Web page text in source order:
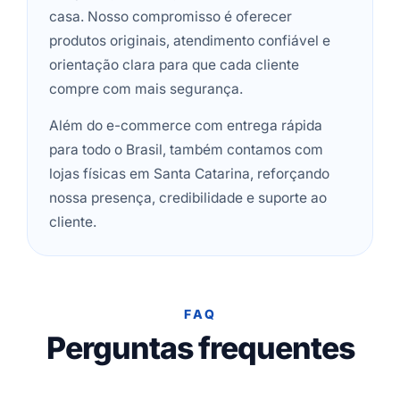
casa. Nosso compromisso é oferecer
produtos originais, atendimento confiável e
orientação clara para que cada cliente
compre com mais segurança.
Além do e-commerce com entrega rápida
para todo o Brasil, também contamos com
lojas físicas em Santa Catarina, reforçando
nossa presença, credibilidade e suporte ao
cliente.
FAQ
Perguntas frequentes